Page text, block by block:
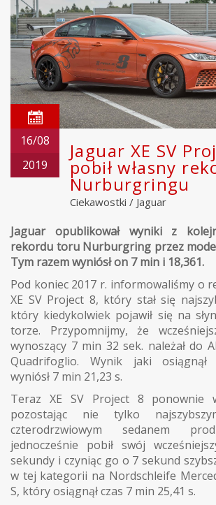
16/08
2019
Jaguar XE SV
pobił własny
Nurburgringu
Ciekawostki / Jaguar
Jaguar opublikował wyniki z
rekordu toru Nurburgring przez model
Tym razem wyniósł on 7 min i 18,361.
Pod koniec 2017 r. informowaliśmy o
XE SV Project 8, który stał się
który kiedykolwiek pojawił się na
torze. Przypomnijmy, że
wynoszący 7 min 32 sek. należał do
Quadrifoglio. Wynik jaki osiągnął
wyniósł 7 min 21,23 s.
Teraz XE SV Project 8 ponownie
pozostając nie tylko
czterodrzwiowym sedanem
jednocześnie pobił swój
sekundy i czyniąc go o 7 sekund
w tej kategorii na Nordschleife
S, który osiągnął czas 7 min 25,41 s.